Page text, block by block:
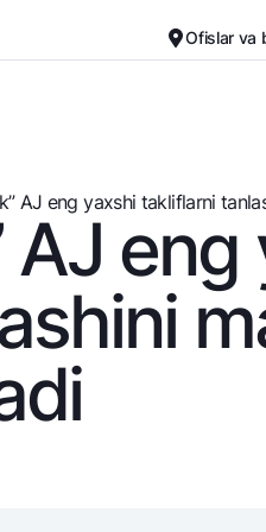
Kartalar
Bepul
Premial
Sayohatchiga
Ofislar va
Oq-qora versiya
Ovozni yoqish
AJ eng yaxshi takliflarni
AJ